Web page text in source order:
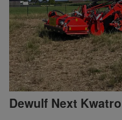
Dewulf Next